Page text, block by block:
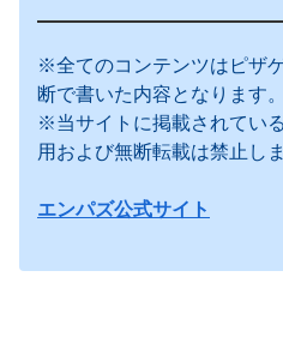
※全てのコンテンツはピザ
断で書いた内容となります。
※当サイトに掲載されてい
用および無断転載は禁止しま
エンパズ公式サイト